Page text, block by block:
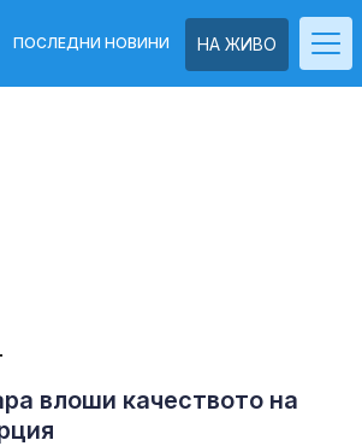
НА ЖИВО
ПОСЛЕДНИ НОВИНИ
влоши качеството на